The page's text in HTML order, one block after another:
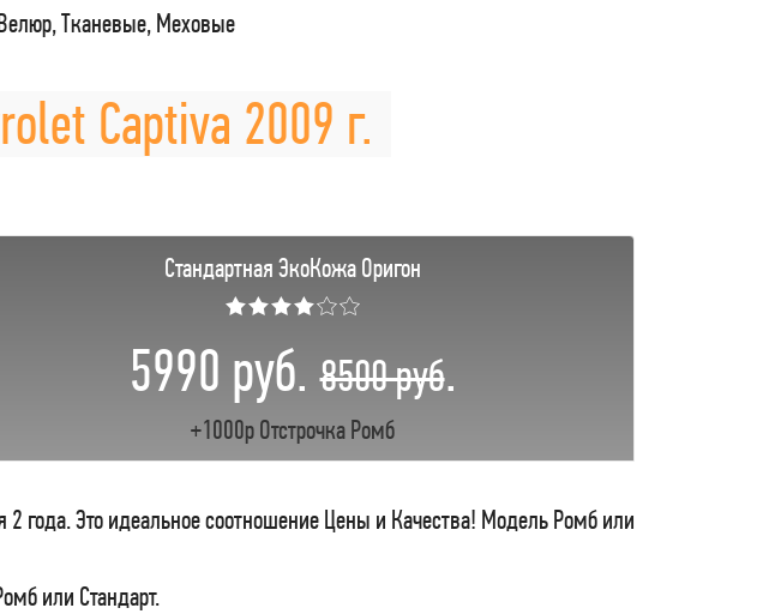
Тканевые, Меховые
Captiva 2009 г.
Стандартная ЭкоКожа Оригон
★★★★☆☆
5990 руб.8500 руб.
+1000р Отстрочка Ромб
Это идеальное соотношение Цены и Качества! Модель Ромб или
или Стандарт.